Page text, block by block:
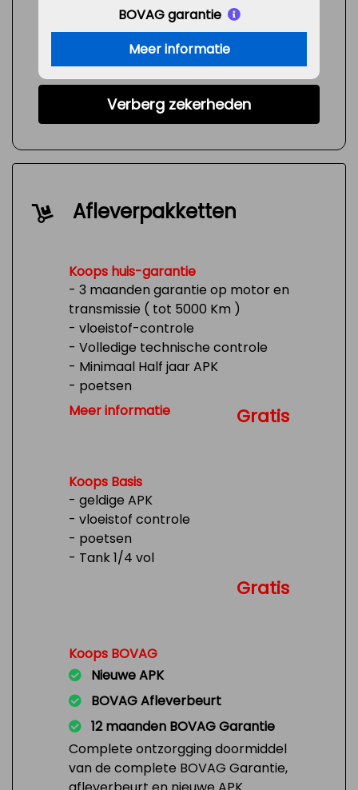
BOVAG garantie
Meer informatie
Verberg zekerheden
Afleverpakketten
Koops huis-garantie
- 3 maanden garantie op motor en
transmissie ( tot 5000 Km )
- vloeistof-controle
- Volledige technische controle
- Minimaal Half jaar APK
- poetsen
- Tank 1/4 vol
Meer informatie Gratis
Koops Basis
- geldige APK
- vloeistof controle
- poetsen
- Tank 1/4 vol
Gratis
Koops BOVAG
Nieuwe APK
BOVAG Afleverbeurt
12 maanden BOVAG Garantie
Complete ontzorgging doormiddel
van de complete BOVAG Garantie,